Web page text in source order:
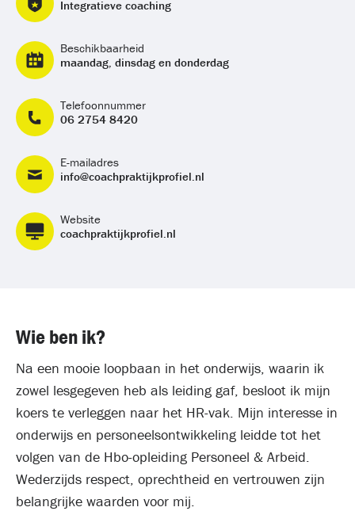
Integratieve coaching
Beschikbaarheid
maandag, dinsdag en donderdag
Telefoonnummer
06 2754 8420
E-mailadres
info@coachpraktijkprofiel.nl
Website
coachpraktijkprofiel.nl
Wie ben ik?
Na een mooie loopbaan in het onderwijs, waarin ik
zowel lesgegeven heb als leiding gaf, besloot ik mijn
koers te verleggen naar het HR-vak. Mijn interesse in
onderwijs en personeelsontwikkeling leidde tot het
volgen van de Hbo-opleiding Personeel & Arbeid.
Wederzijds respect, oprechtheid en vertrouwen zijn
belangrijke waarden voor mij.